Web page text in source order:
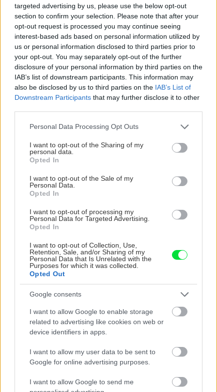
targeted advertising by us, please use the below opt-out
section to confirm your selection. Please note that after your
opt-out request is processed you may continue seeing
interest-based ads based on personal information utilized by
us or personal information disclosed to third parties prior to
your opt-out. You may separately opt-out of the further
disclosure of your personal information by third parties on the
IAB’s list of downstream participants. This information may
also be disclosed by us to third parties on the IAB’s List of
Downstream Participants that may further disclose it to other
Please note that this website/app uses one or more Google
not limited to your visit or usage behaviour. You may click to
grant or deny consent to Google and its third-party tags to
use your data for below specified purposes in below Google
consent section.
Personal Data Processing Opt Outs
I want to opt-out of the Sharing of my
personal data.
Opted In
I want to opt-out of the Sale of my
Personal Data.
Opted In
I want to opt-out of processing my
Personal Data for Targeted Advertising.
Opted In
I want to opt-out of Collection, Use,
Retention, Sale, and/or Sharing of my
Personal Data that Is Unrelated with the
Purposes for which it was collected.
Opted Out
Google consents
I want to allow Google to enable storage
related to advertising like cookies on web or
device identifiers in apps.
I want to allow my user data to be sent to
Google for online advertising purposes.
I want to allow Google to send me
5 trvaliek s
panašovanými listami,
ktoré dodajú vášmu
záhonu celosezónny
Trvalky, ktoré znesú
sucho a teplo? Tieto
vysaďte na miesta, na
ktoré slnko svieti celý
Nemusí to byť len
krások, ktoré rozžiaria
vašu záhradu
Môže aspirín zachrániť
rastliny? Pravda vás
možno prekvapí
CHALUPA